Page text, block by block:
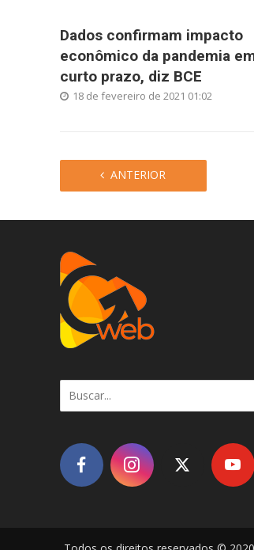
Dados confirmam impacto
econômico da pandemia
curto prazo, diz BCE
18 de fevereiro de 2021 01:02
ANTERIOR